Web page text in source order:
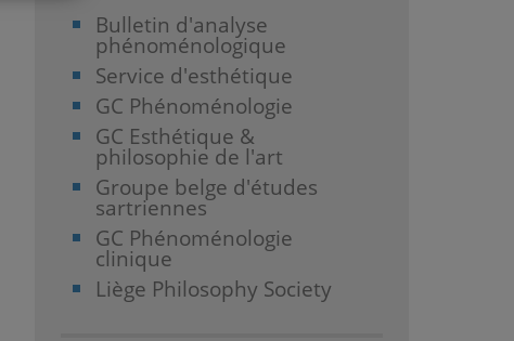
Bulletin d'analyse
phénoménologique
Service d'esthétique
GC Phénoménologie
GC Esthétique &
philosophie de l'art
Groupe belge d'études
sartriennes
GC Phénoménologie
clinique
Liège Philosophy Society